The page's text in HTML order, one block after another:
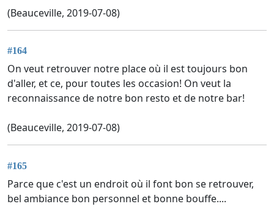
(Beauceville, 2019-07-08)
#164
On veut retrouver notre place où il est toujours bon
d'aller, et ce, pour toutes les occasion! On veut la
reconnaissance de notre bon resto et de notre bar!
(Beauceville, 2019-07-08)
#165
Parce que c'est un endroit où il font bon se retrouver,
bel ambiance bon personnel et bonne bouffe....